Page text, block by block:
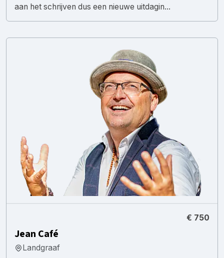
aan het schrijven dus een nieuwe uitdagin...
€ 750
Jean Café
Landgraaf